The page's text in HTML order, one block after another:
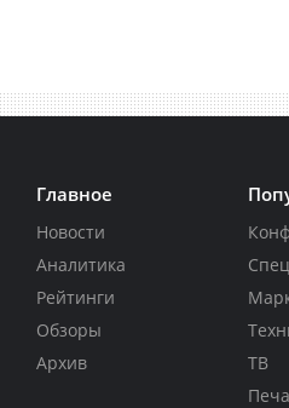
Главное
Новости
Аналитика
Рейтинги
Обзоры
Архив
ТВ